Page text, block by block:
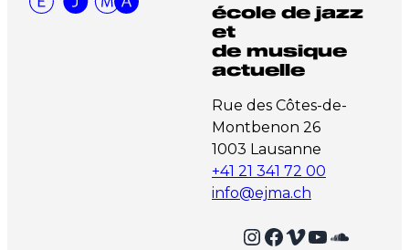
école de jazz
et
de musique
actuelle
Rue des Côtes-de-
Montbenon 26
1003 Lausanne
+41 21 341 72 00
info@ejma.ch
InstagramFacebook Vimeo YouTube SoundCloud